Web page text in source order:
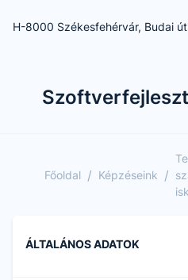
H-8000 Székesfehérvár, Budai
Főoldal / Képzéseink /
ÁLTALÁNOS ADATOK